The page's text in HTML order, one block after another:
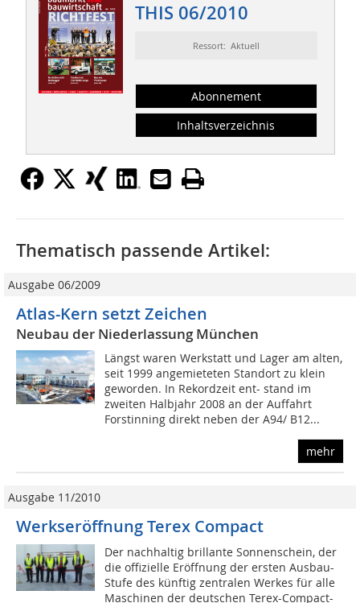
THIS 06/2010
Ressort: Aktuell
Abonnement
Inhaltsverzeichnis
Thematisch passende Artikel:
Ausgabe 06/2009
Atlas-Kern setzt Zeichen
Neubau der Niederlassung München
Längst waren Werkstatt und Lager am alten,
seit 1999 angemieteten Standort zu klein
geworden. In Rekordzeit ent- stand im
zweiten Halbjahr 2008 an der Auffahrt
Forstinning direkt neben der A94/ B12...
mehr
Ausgabe 11/2010
Werkseröffnung Terex Compact
Der nachhaltig brillante Sonnenschein, der
die offizielle Eröffnung der ersten Ausbau-
Stufe des künftig zentralen Werkes für alle
Maschinen der deutschen Terex-Compact-